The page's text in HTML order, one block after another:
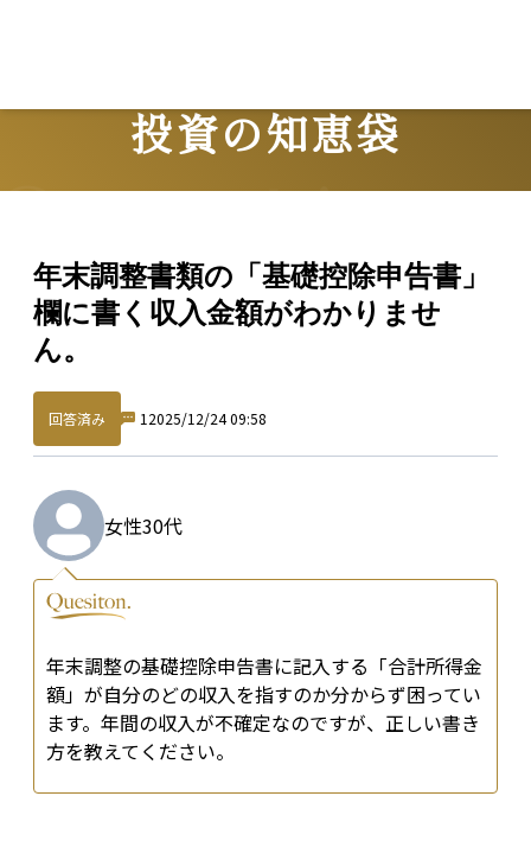
投資の知恵袋
年末調整書類の「基礎控除申告書」
欄に書く収入金額がわかりませ
ん。
回答済み 1 2025/12/24 09:58
女性30代
年末調整の基礎控除申告書に記入する「合計所得金
額」が自分のどの収入を指すのか分からず困ってい
ます。年間の収入が不確定なのですが、正しい書き
方を教えてください。